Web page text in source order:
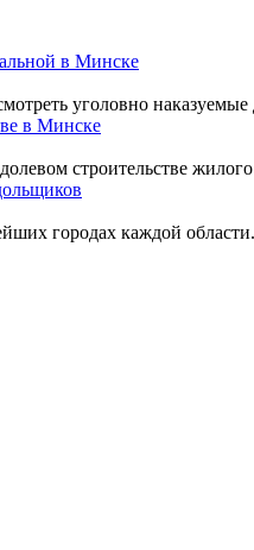
в Минске
уголовно
в Минске
строительстве
городах каждой